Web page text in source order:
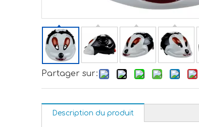
Partager sur:
Description du produit